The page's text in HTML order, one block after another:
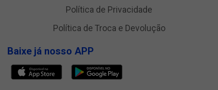
Política de Privacidade
Política de Troca e Devolução
Baixe já nosso APP